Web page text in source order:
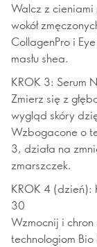
Walcz z
wokół
CollagenPro i
masłu shea.
KROK 3: Serum
Zmierz się z
wygląd skóry
Wzbogacone o
3, działa na
zmarszczek.
KROK 4 (dzień):
30
Wzmocnij i
technologiom